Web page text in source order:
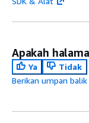
Apakah
Ya
Tidak
Berikan umpan balik